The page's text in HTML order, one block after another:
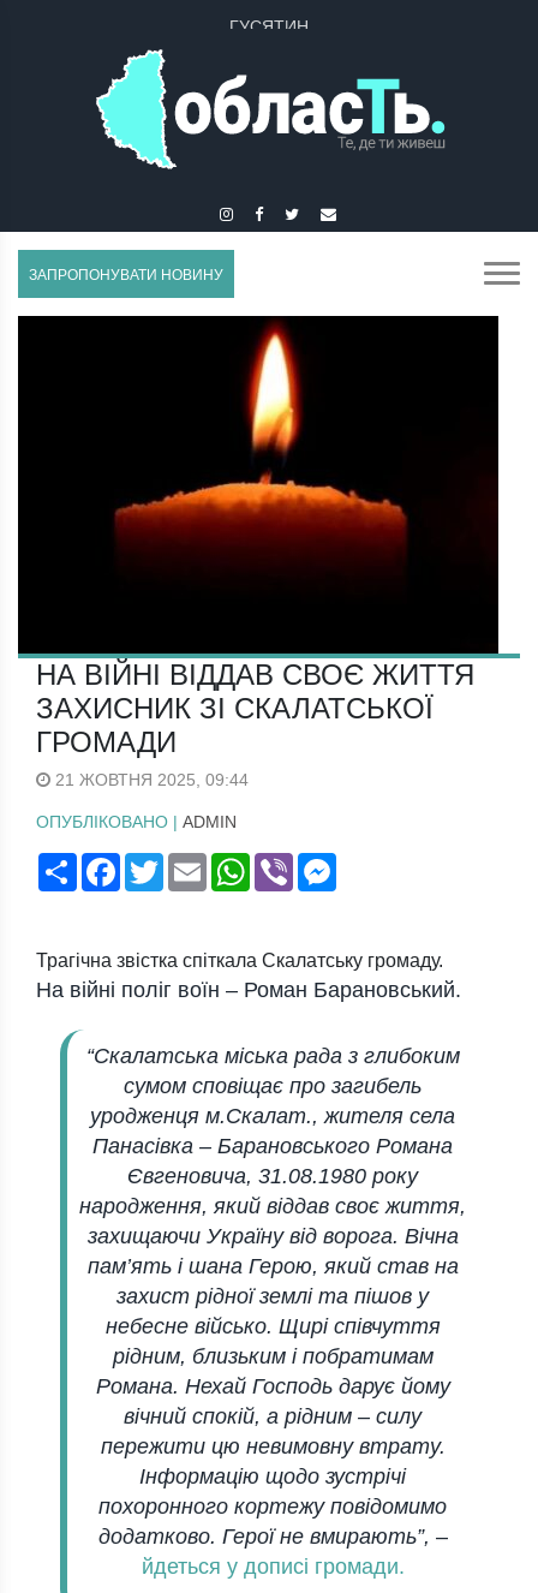
ЗАПРОПОНУВАТИ НОВИНУ
НА ВІЙНІ ВІДДАВ СВОЄ ЖИТТЯ
ЗАХИСНИК ЗІ СКАЛАТСЬКОЇ
ГРОМАДИ
21 ЖОВТНЯ 2025, 09:44
ОПУБЛІКОВАНО | ADMIN
ПоширитиFacebook
TwitterEmail WhatsApp
Viber
Трагічна звістка спіткала Скалатську громаду.
На війні поліг воїн – Роман Барановський.
“Скалатська міська рада з глибоким
сумом сповіщає про загибель
уродженця м.Скалат., жителя села
Панасівка – Барановського Романа
Євгеновича, 31.08.1980 року
народження, який віддав своє життя,
захищаючи Україну від ворога. Вічна
пам’ять і шана Герою, який став на
захист рідної землі та пішов у
небесне військо. Щирі співчуття
рідним, близьким і побратимам
Романа. Нехай Господь дарує йому
вічний спокій, а рідним – силу
пережити цю невимовну втрату.
Інформацію щодо зустрічі
похоронного кортежу повідомимо
додатково. Герої не вмирають”, –
йдеться у дописі громади.